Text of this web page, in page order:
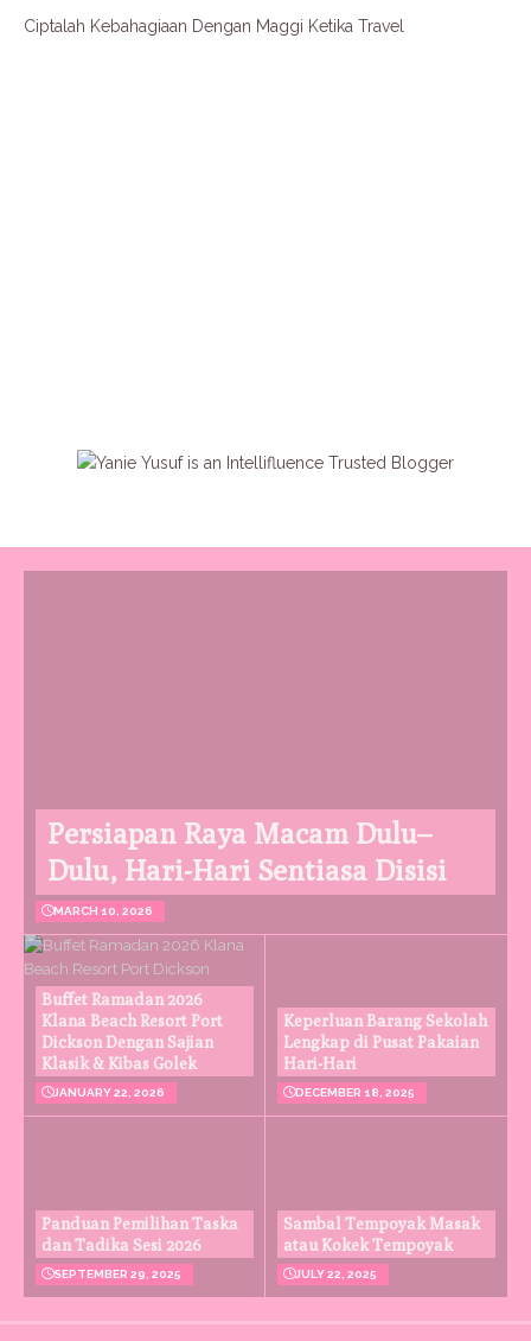
Ciptalah Kebahagiaan Dengan Maggi Ketika Travel
Persiapan Raya Macam Dulu–
Dulu, Hari-Hari Sentiasa Disisi
MARCH 10, 2026
Buffet Ramadan 2026
Klana Beach Resort Port
Dickson Dengan Sajian
Klasik & Kibas Golek
JANUARY 22, 2026
Keperluan Barang Sekolah
Lengkap di Pusat Pakaian
Hari-Hari
DECEMBER 18, 2025
Panduan Pemilihan Taska
dan Tadika Sesi 2026
SEPTEMBER 29, 2025
Sambal Tempoyak Masak
atau Kokek Tempoyak
JULY 22, 2025